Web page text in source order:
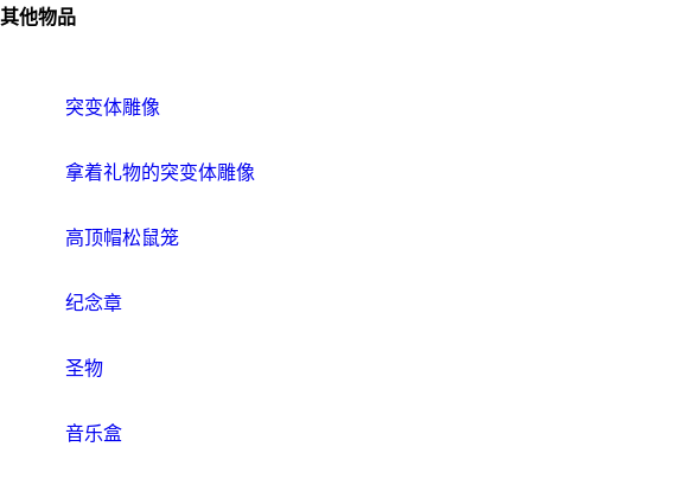
其他物品
突变体雕像
拿着礼物的突变体雕像
高顶帽松鼠笼
纪念章
圣物
音乐盒